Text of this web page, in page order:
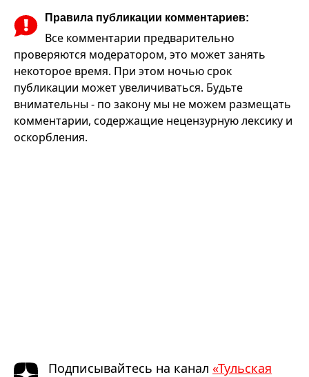
Правила публикации комментариев:
Все комментарии предварительно
проверяются модератором, это может занять
некоторое время. При этом ночью срок
публикации может увеличиваться. Будьте
внимательны - по закону мы не можем размещать
комментарии, содержащие нецензурную лексику и
оскорбления.
Подписывайтесь на канал «Тульская